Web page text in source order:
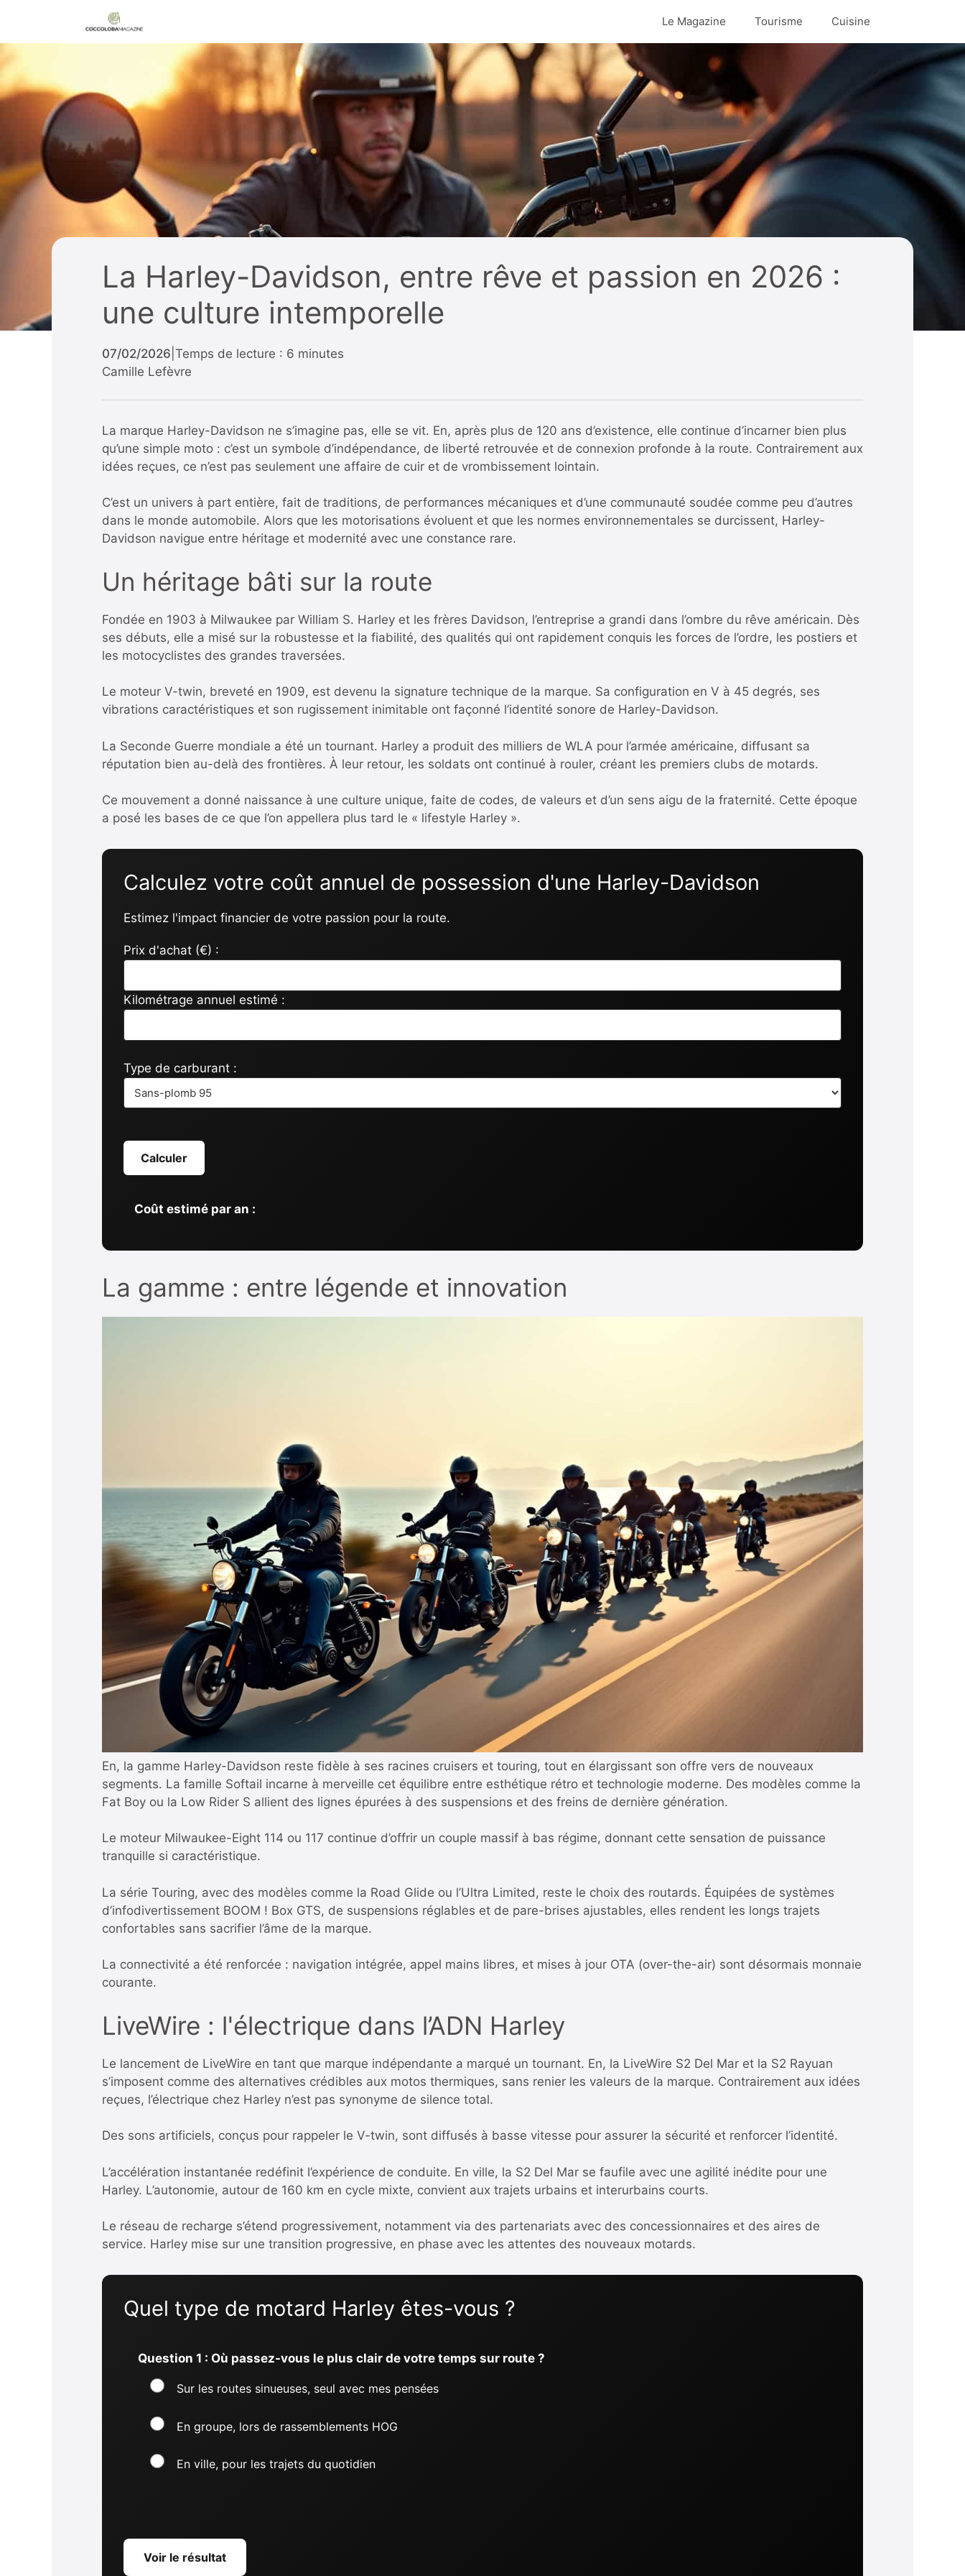
contenu
Le Magazine Tourisme Cuisine
La Harley-Davidson, entre rêve et passion en 2026 :
une culture intemporelle
07/02/2026 Temps de lecture : 6 minutes
Camille Lefèvre
La marque Harley-Davidson ne s’imagine pas, elle se vit. En, après plus de 120 ans d’existence, elle continue d’incarner bien plus
qu’une simple moto : c’est un symbole d’indépendance, de liberté retrouvée et de connexion profonde à la route. Contrairement aux
idées reçues, ce n’est pas seulement une affaire de cuir et de vrombissement lointain.
C’est un univers à part entière, fait de traditions, de performances mécaniques et d’une communauté soudée comme peu d’autres
dans le monde automobile. Alors que les motorisations évoluent et que les normes environnementales se durcissent, Harley-
Davidson navigue entre héritage et modernité avec une constance rare.
Un héritage bâti sur la route
Fondée en 1903 à Milwaukee par William S. Harley et les frères Davidson, l’entreprise a grandi dans l’ombre du rêve américain. Dès
ses débuts, elle a misé sur la robustesse et la fiabilité, des qualités qui ont rapidement conquis les forces de l’ordre, les postiers et
les motocyclistes des grandes traversées.
Le moteur V-twin, breveté en 1909, est devenu la signature technique de la marque. Sa configuration en V à 45 degrés, ses
vibrations caractéristiques et son rugissement inimitable ont façonné l’identité sonore de Harley-Davidson.
La Seconde Guerre mondiale a été un tournant. Harley a produit des milliers de WLA pour l’armée américaine, diffusant sa
réputation bien au-delà des frontières. À leur retour, les soldats ont continué à rouler, créant les premiers clubs de motards.
Ce mouvement a donné naissance à une culture unique, faite de codes, de valeurs et d’un sens aigu de la fraternité. Cette époque
a posé les bases de ce que l’on appellera plus tard le « lifestyle Harley ».
Calculez votre coût annuel de possession d'une Harley-Davidson
Estimez l'impact financier de votre passion pour la route.
Prix d'achat (€) :
Kilométrage annuel estimé :
Type de carburant :
Calculer
Coût estimé par an :
La gamme : entre légende et innovation
En, la gamme Harley-Davidson reste fidèle à ses racines cruisers et touring, tout en élargissant son offre vers de nouveaux
segments. La famille Softail incarne à merveille cet équilibre entre esthétique rétro et technologie moderne. Des modèles comme la
Fat Boy ou la Low Rider S allient des lignes épurées à des suspensions et des freins de dernière génération.
Le moteur Milwaukee-Eight 114 ou 117 continue d’offrir un couple massif à bas régime, donnant cette sensation de puissance
tranquille si caractéristique.
La série Touring, avec des modèles comme la Road Glide ou l’Ultra Limited, reste le choix des routards. Équipées de systèmes
d’infodivertissement BOOM ! Box GTS, de suspensions réglables et de pare-brises ajustables, elles rendent les longs trajets
confortables sans sacrifier l’âme de la marque.
La connectivité a été renforcée : navigation intégrée, appel mains libres, et mises à jour OTA (over-the-air) sont désormais monnaie
courante.
LiveWire : l'électrique dans l’ADN Harley
Le lancement de LiveWire en tant que marque indépendante a marqué un tournant. En, la LiveWire S2 Del Mar et la S2 Rayuan
s’imposent comme des alternatives crédibles aux motos thermiques, sans renier les valeurs de la marque. Contrairement aux idées
reçues, l’électrique chez Harley n’est pas synonyme de silence total.
Des sons artificiels, conçus pour rappeler le V-twin, sont diffusés à basse vitesse pour assurer la sécurité et renforcer l’identité.
L’accélération instantanée redéfinit l’expérience de conduite. En ville, la S2 Del Mar se faufile avec une agilité inédite pour une
Harley. L’autonomie, autour de 160 km en cycle mixte, convient aux trajets urbains et interurbains courts.
Le réseau de recharge s’étend progressivement, notamment via des partenariats avec des concessionnaires et des aires de
service. Harley mise sur une transition progressive, en phase avec les attentes des nouveaux motards.
Quel type de motard Harley êtes-vous ?
Question 1 : Où passez-vous le plus clair de votre temps sur route ?
Sur les routes sinueuses, seul avec mes pensées
En groupe, lors de rassemblements HOG
En ville, pour les trajets du quotidien
Voir le résultat